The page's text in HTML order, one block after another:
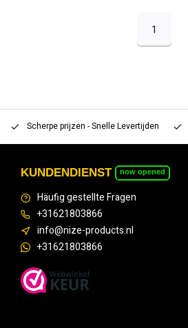
1
Scherpe prijzen - Snelle Levertijden
KUNDENDIENST now opened
Häufig gestellte Fragen
+31621803866
info@nize-products.nl
+31621803866